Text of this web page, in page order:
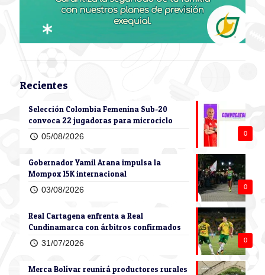
Recientes
0
Selección Colombia Femenina Sub-20
convoca 22 jugadoras para microciclo
05/08/2026
0
Gobernador Yamil Arana impulsa la
Mompox 15K internacional
03/08/2026
0
Real Cartagena enfrenta a Real
Cundinamarca con árbitros confirmados
31/07/2026
Merca Bolívar reunirá productores rurales